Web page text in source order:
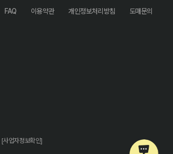
FAQ 이용약관 개인정보처리방침 도매문의
[사업자정보확인]